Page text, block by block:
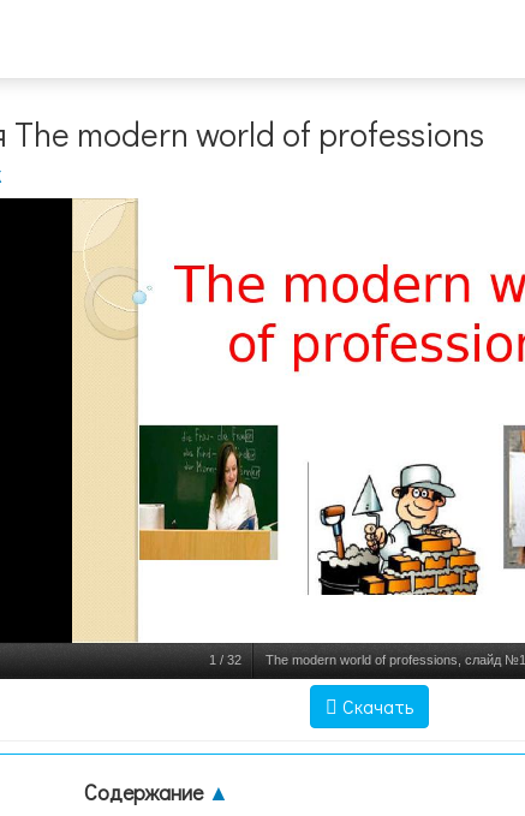
modern world of professions
1 / 32 The modern world of professions, слайд №1
Скачать
Содержание ▲